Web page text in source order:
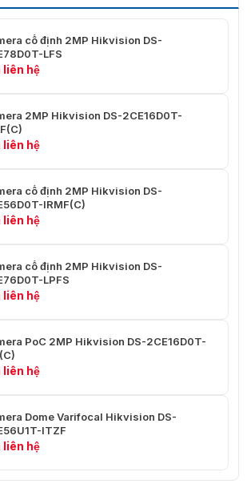
ATW/THỦ CÔNG
Hỗ trợ
57.9 mm × 60.9 mm × 138.8 mm
(2.28" × 2.39" × 5.47")
-40° C đến 60° C (-40° F đến
140° F), Độ ẩm 90% hoặc thấp
Max. 3 W
cố định 2MP Hikvision DS-
LFS
liên hệ
2MP Hikvision DS-2CE16D0T-
liên hệ
cố định 2MP Hikvision DS-
IRMF(C)
liên hệ
cố định 2MP Hikvision DS-
LPFS
liên hệ
PoC 2MP Hikvision DS-2CE16D0T-
liên hệ
Dome Varifocal Hikvision DS-
ITZF
liên hệ